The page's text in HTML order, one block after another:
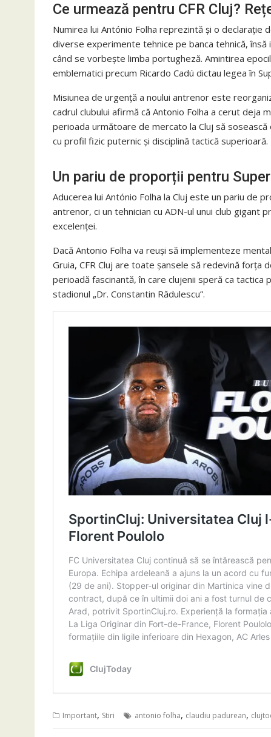
Ce urmează pentru CFR Cluj?
Numirea lui António Folha reprezintă și o declarație
diverse experimente tehnice pe banca tehnică,
când se vorbește limba portugheză. Amintirea
emblematici precum Ricardo Cadú dictau legea în
Misiunea de urgență a noului antrenor este
cadrul clubului afirmă că Antonio Folha a cerut deja
perioada următoare de mercato la Cluj să
cu profil fizic puternic și disciplină tactică superioară.
Un pariu de proporții pentru
Aducerea lui António Folha la Cluj este un pariu de
antrenor, ci un tehnician cu ADN-ul unui club gigant
excelenței.
Dacă Antonio Folha va reuși să implementeze
Gruia, CFR Cluj are toate șansele să redevină forța
perioadă fascinantă, în care clujenii speră ca
stadionul „Dr. Constantin Rădulescu”.
Important, Stiri antonio folha, claudiu padurean,